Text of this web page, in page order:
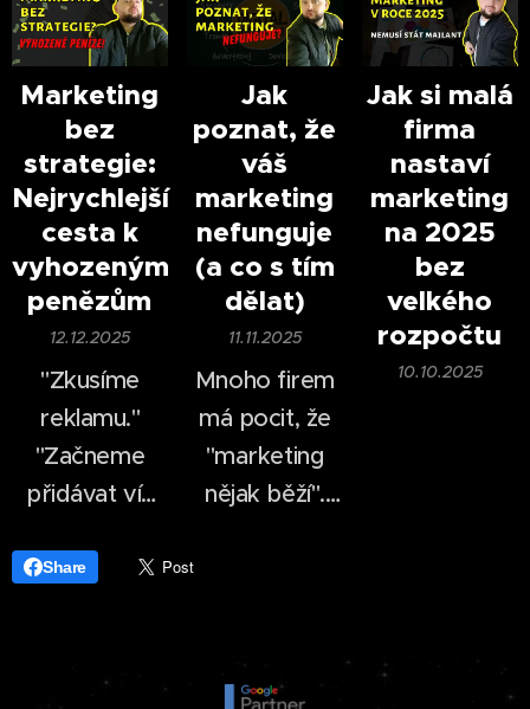
růst firmy.
pár lety bylo
natáčení videí
časově i
finančně
náročné —
dnes dokáže
firma vytvořit
profesionálně
vypadající
desítek minut.
roky
dramaticky
změnil.
V roce 2026
užnestačí mít
web, logo a
pár příspěvků
sociálních
sítích.
Marketing
bez
strategie:
Nejrychlejší
cesta k
vyhozeným
penězům
12.12.2025
"Zkusíme
reklamu."
"Začneme
přidávat víc
"Konkurence
musíme být
Jak
poznat, že
váš
marketing
nefunguje
(a co s tím
dělat)
11.11.2025
Mnoho firem
má pocit, že
"marketing
nějak běží".
publikují, web
občas zapne.
Jak si malá
firma
nastaví
marketing
na 2025
bez
velkého
rozpočtu
10.10.2025
Share